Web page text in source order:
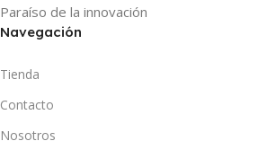
Paraíso de la innovación
Navegación
Tienda
Contacto
Nosotros